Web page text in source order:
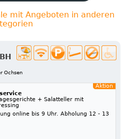
mit Angeboten in anderen
Ochsen
Aktion
+ Salatteller mit
online bis 9 Uhr. Abholung 12 - 13